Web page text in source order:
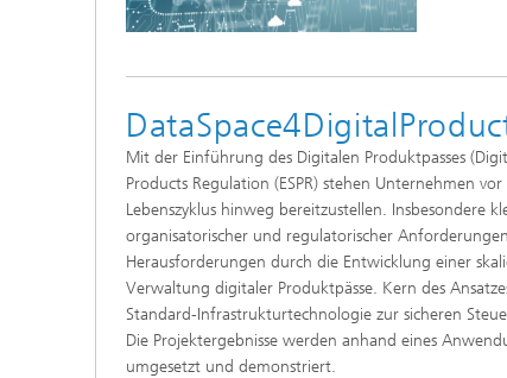
Mit der Einführung des Digitalen Produktpasses
Products Regulation (ESPR) stehen Unternehmen
Lebenszyklus hinweg bereitzustellen. Insbesondere
organisatorischer und regulatorischer
Herausforderungen durch die Entwicklung einer
Verwaltung digitaler Produktpässe. Kern des
Standard-Infrastrukturtechnologie zur sicheren
Die Projektergebnisse werden anhand eines
umgesetzt und demonstriert.